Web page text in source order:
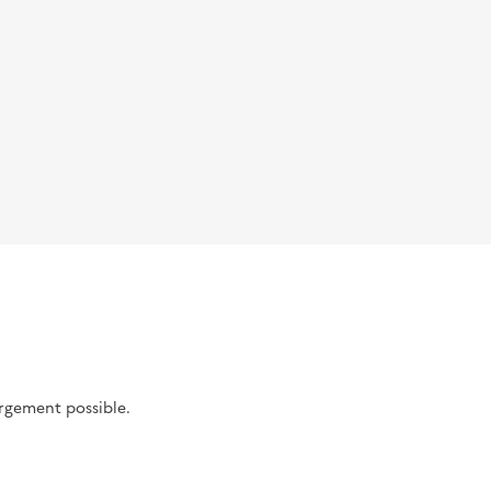
possible.